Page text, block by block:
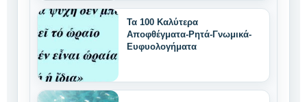
Τα 100 Καλύτερα
Αποφθέγματα-Ρητά-Γνωμικά-
Ευφυολογήματα